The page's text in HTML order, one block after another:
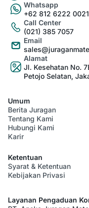
Whatsapp
+62 812 6222 0021
Call Center
(021) 385 7057
Email
Alamat
Jl. Kesehatan No.
Petojo Selatan,
Umum
Berita Juragan
Tentang Kami
Hubungi Kami
Karir
Ketentuan
Syarat & Ketentuan
Kebijakan Privasi
Layanan Pengaduan